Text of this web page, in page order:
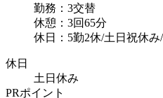
勤務：3交替
休憩：3回65分
休日：5勤2休/土日祝休
休日
土日休み
PRポイント